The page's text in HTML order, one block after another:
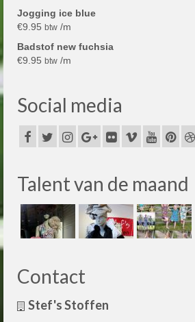
Jogging ice blue
€9.95 btw /m
Badstof new fuchsia
€9.95 btw /m
Social media
Talent van de maand
Contact
Stef's Stoffen